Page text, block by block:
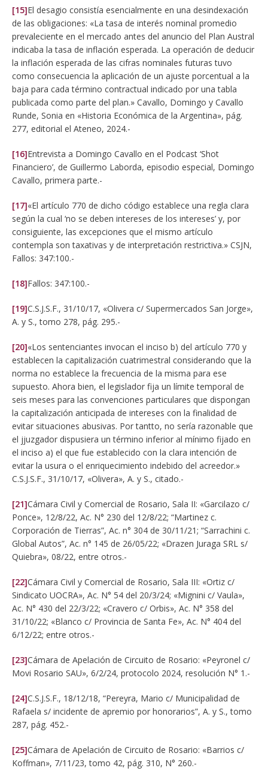
[15]El desagio consistía esencialmente en una desindexación
de las obligaciones: «La tasa de interés nominal promedio
prevaleciente en el mercado antes del anuncio del Plan Austral
indicaba la tasa de inflación esperada. La operación de deducir
la inflación esperada de las cifras nominales futuras tuvo
como consecuencia la aplicación de un ajuste porcentual a la
baja para cada término contractual indicado por una tabla
publicada como parte del plan.» Cavallo, Domingo y Cavallo
Runde, Sonia en «Historia Económica de la Argentina», pág.
277, editorial el Ateneo, 2024.-
[16]Entrevista a Domingo Cavallo en el Podcast ‘Shot
Financiero’, de Guillermo Laborda, episodio especial, Domingo
Cavallo, primera parte.-
[17]«El artículo 770 de dicho código establece una regla clara
según la cual ‘no se deben intereses de los intereses’ y, por
consiguiente, las excepciones que el mismo artículo
contempla son taxativas y de interpretación restrictiva.» CSJN,
Fallos: 347:100.-
[18]Fallos: 347:100.-
[19]C.S.J.S.F., 31/10/17, «Olivera c/ Supermercados San Jorge»,
A. y S., tomo 278, pág. 295.-
[20]«Los sentenciantes invocan el inciso b) del artículo 770 y
establecen la capitalización cuatrimestral considerando que la
norma no establece la frecuencia de la misma para ese
supuesto. Ahora bien, el legislador fija un límite temporal de
seis meses para las convenciones particulares que dispongan
la capitalización anticipada de intereses con la finalidad de
evitar situaciones abusivas. Por tantto, no sería razonable que
el jjuzgador dispusiera un término inferior al mínimo fijado en
el inciso a) el que fue establecido con la clara intención de
evitar la usura o el enriquecimiento indebido del acreedor.»
C.S.J.S.F., 31/10/17, «Olivera», A. y S., citado.-
[21]Cámara Civil y Comercial de Rosario, Sala II: «Garcilazo c/
Ponce», 12/8/22, Ac. N° 230 del 12/8/22; “Martinez c.
Corporación de Tierras”, Ac. n° 304 de 30/11/21; “Sarrachini c.
Global Autos”, Ac. n° 145 de 26/05/22; «Drazen Juraga SRL s/
Quiebra», 08/22, entre otros.-
[22]Cámara Civil y Comercial de Rosario, Sala III: «Ortiz c/
Sindicato UOCRA», Ac. N° 54 del 20/3/24; «Mignini c/ Vaula»,
Ac. N° 430 del 22/3/22; «Cravero c/ Orbis», Ac. N° 358 del
31/10/22; «Blanco c/ Provincia de Santa Fe», Ac. N° 404 del
6/12/22; entre otros.-
[23]Cámara de Apelación de Circuito de Rosario: «Peyronel c/
Movi Rosario SAU», 6/2/24, protocolo 2024, resolución N° 1.-
[24]C.S.J.S.F., 18/12/18, “Pereyra, Mario c/ Municipalidad de
Rafaela s/ incidente de apremio por honorarios”, A. y S., tomo
287, pág. 452.-
[25]Cámara de Apelación de Circuito de Rosario: «Barrios c/
Koffman», 7/11/23, tomo 42, pág. 310, N° 260.-